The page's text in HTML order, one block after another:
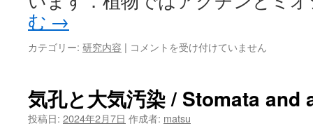
む →
カテゴリー: 研究内容 | 気
イ
オ
ン
コメントを受け付けていません
気孔と大気汚染 / Stomata
投稿日: 2024年2月7日 作成者: matsu